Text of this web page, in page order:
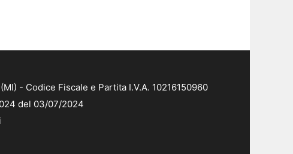
- Codice Fiscale e Partita I.V.A. 10216150960
del 03/07/2024